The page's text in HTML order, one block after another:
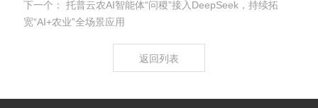
下一个：
托普云农AI智能体“问稷”接入DeepSeek，持续拓
宽“AI+农业”全场景应用
返回列表